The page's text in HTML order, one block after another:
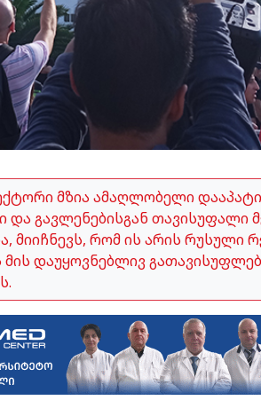
მზია ამაღლობელი
გავლენებისგან თავისუფალი
რომ ის არის რუსული
მის დაუყოვნებლივ